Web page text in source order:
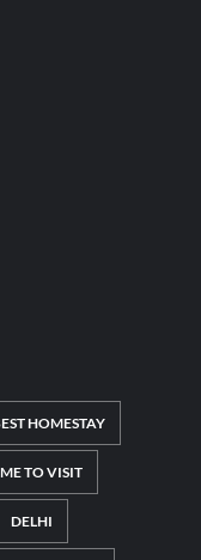
HOMESTAY
TO VISIT
DELHI